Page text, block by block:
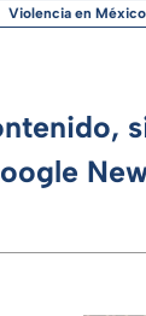
Violencia en México